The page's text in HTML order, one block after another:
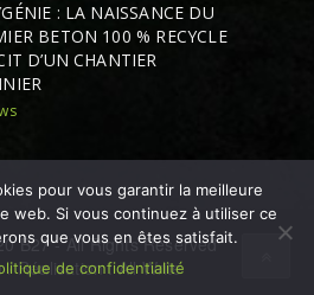
: LA NAISSANCE DU
BETON 100 % RECYCLE
D’UN CHANTIER
B27 - All Rights Reserved
/ Réalisation : All Write
pour vous garantir la meilleure
web. Si vous continuez à utiliser ce
que vous en êtes satisfait.
de confidentialité